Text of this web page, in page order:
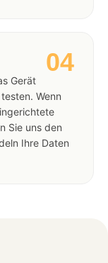
04
Gerät
Wenn
Sie uns den
Ihre Daten